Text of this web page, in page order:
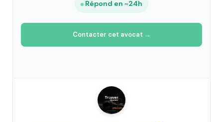
Répond en ~24h
Contacter cet avocat →